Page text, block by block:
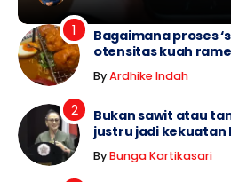
Bagaimana proses
otensitas kuah
ByArdhike Indah
Bukan sawit atau
justru jadi kekuatan
ByBunga Kartikasari